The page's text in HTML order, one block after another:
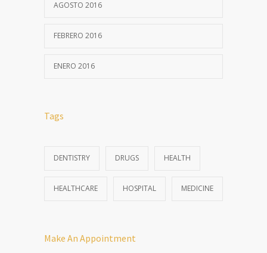
AGOSTO 2016
FEBRERO 2016
ENERO 2016
Tags
DENTISTRY DRUGS HEALTH
HEALTHCARE HOSPITAL MEDICINE
Make An Appointment